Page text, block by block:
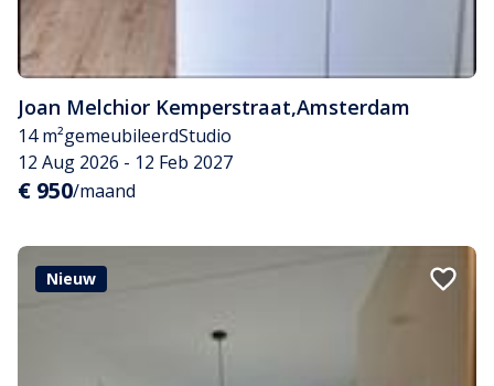
Joan Melchior Kemperstraat,Amsterdam
14 m²gemeubileerdStudio
12 Aug 2026 - 12 Feb 2027
€ 950/maand
Nieuw